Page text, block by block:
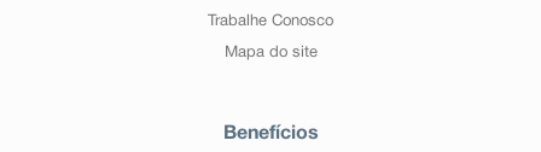
Trabalhe Conosco
Mapa do site
Benefícios